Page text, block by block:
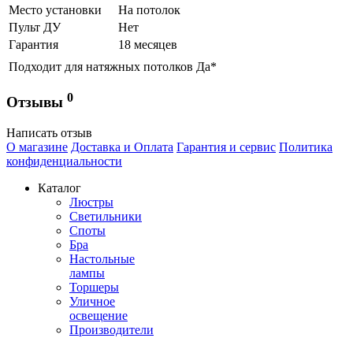
Место установки
На потолок
Пульт ДУ
Нет
Гарантия
18 месяцев
Подходит для натяжных потолков Да*
Отзывы 0
Написать отзыв
О магазине Доставка и Оплата Гарантия и сервис Политика
конфиденциальности
Каталог
Люстры
Светильники
Споты
Бра
Настольные
лампы
Торшеры
Уличное
освещение
Производители